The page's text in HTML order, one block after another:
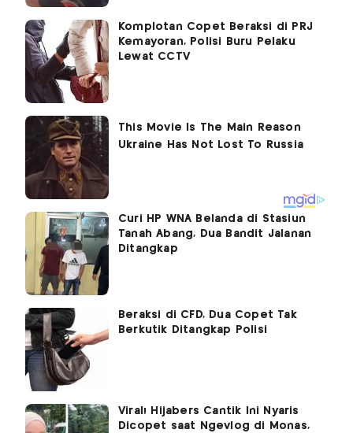
Komplotan Copet Beraksi di PRJ
Kemayoran, Polisi Buru Pelaku
Lewat CCTV
Curi HP WNA Belanda di Stasiun
Tanah Abang, Dua Bandit Jalanan
Ditangkap
Beraksi di CFD, Dua Copet Tak
Berkutik Ditangkap Polisi
Viral! Hijabers Cantik Ini Nyaris
Dicopet saat Ngevlog di Monas,